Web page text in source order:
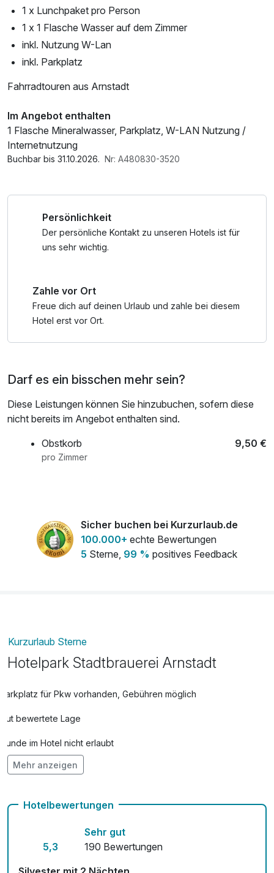
1 x Lunchpaket pro Person
1 x 1 Flasche Wasser auf dem Zimmer
inkl. Nutzung W-Lan
inkl. Parkplatz
Fahrradtouren aus Arnstadt
Im Angebot enthalten
1 Flasche Mineralwasser, Parkplatz, W-LAN Nutzung /
Internetnutzung
Buchbar bis 31.10.2026. Nr: A480830-3520
Persönlichkeit
Der persönliche Kontakt zu unseren Hotels ist für
uns sehr wichtig.
Zahle vor Ort
Freue dich auf deinen Urlaub und zahle bei diesem
Hotel erst vor Ort.
Darf es ein bisschen mehr sein?
Diese Leistungen können Sie hinzubuchen, sofern diese
nicht bereits im Angebot enthalten sind.
Obstkorb
9,50 €
pro Zimmer
Sicher buchen bei Kurzurlaub.de
100.000+ echte Bewertungen
5 Sterne, 99 % positives Feedback
Kurzurlaub Sterne
Hotelpark Stadtbrauerei Arnstadt
Parkplatz für Pkw vorhanden, Gebühren möglich
Gut bewertete Lage
Hunde im Hotel nicht erlaubt
Kostenloses W-LAN
Mehr anzeigen
Hotelbewertungen
5,3
Sehr gut
190 Bewertungen